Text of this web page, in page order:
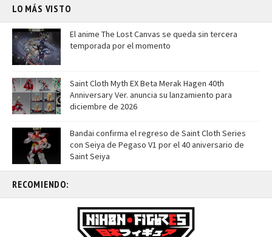
LO MÁS VISTO
El anime The Lost Canvas se queda sin tercera
temporada por el momento
Saint Cloth Myth EX Beta Merak Hagen 40th
Anniversary Ver. anuncia su lanzamiento para
diciembre de 2026
Bandai confirma el regreso de Saint Cloth Series
con Seiya de Pegaso V1 por el 40 aniversario de
Saint Seiya
RECOMIENDO: